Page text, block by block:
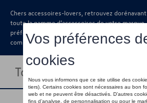
Chers accessoires-lovers, retrouvez dorénavant
toute la gamme d’accessoires de votre marque
préférée sous forme de catalogue à
commander auprès de votre concessionaire.
Toggle navigation